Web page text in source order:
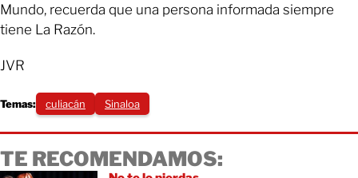
Mundo, recuerda que una persona informada siempre
tiene La Razón.
JVR
Temas: culiacán Sinaloa
TE RECOMENDAMOS: